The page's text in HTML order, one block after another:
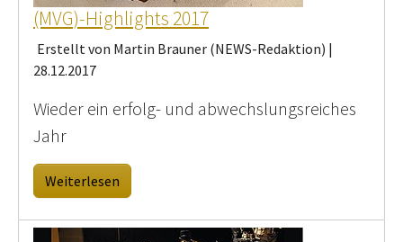
(MVG)-Highlights 2017
Erstellt von Martin Brauner (NEWS-Redaktion) |
28.12.2017
Wieder ein erfolg- und abwechslungsreiches
Jahr
Weiterlesen